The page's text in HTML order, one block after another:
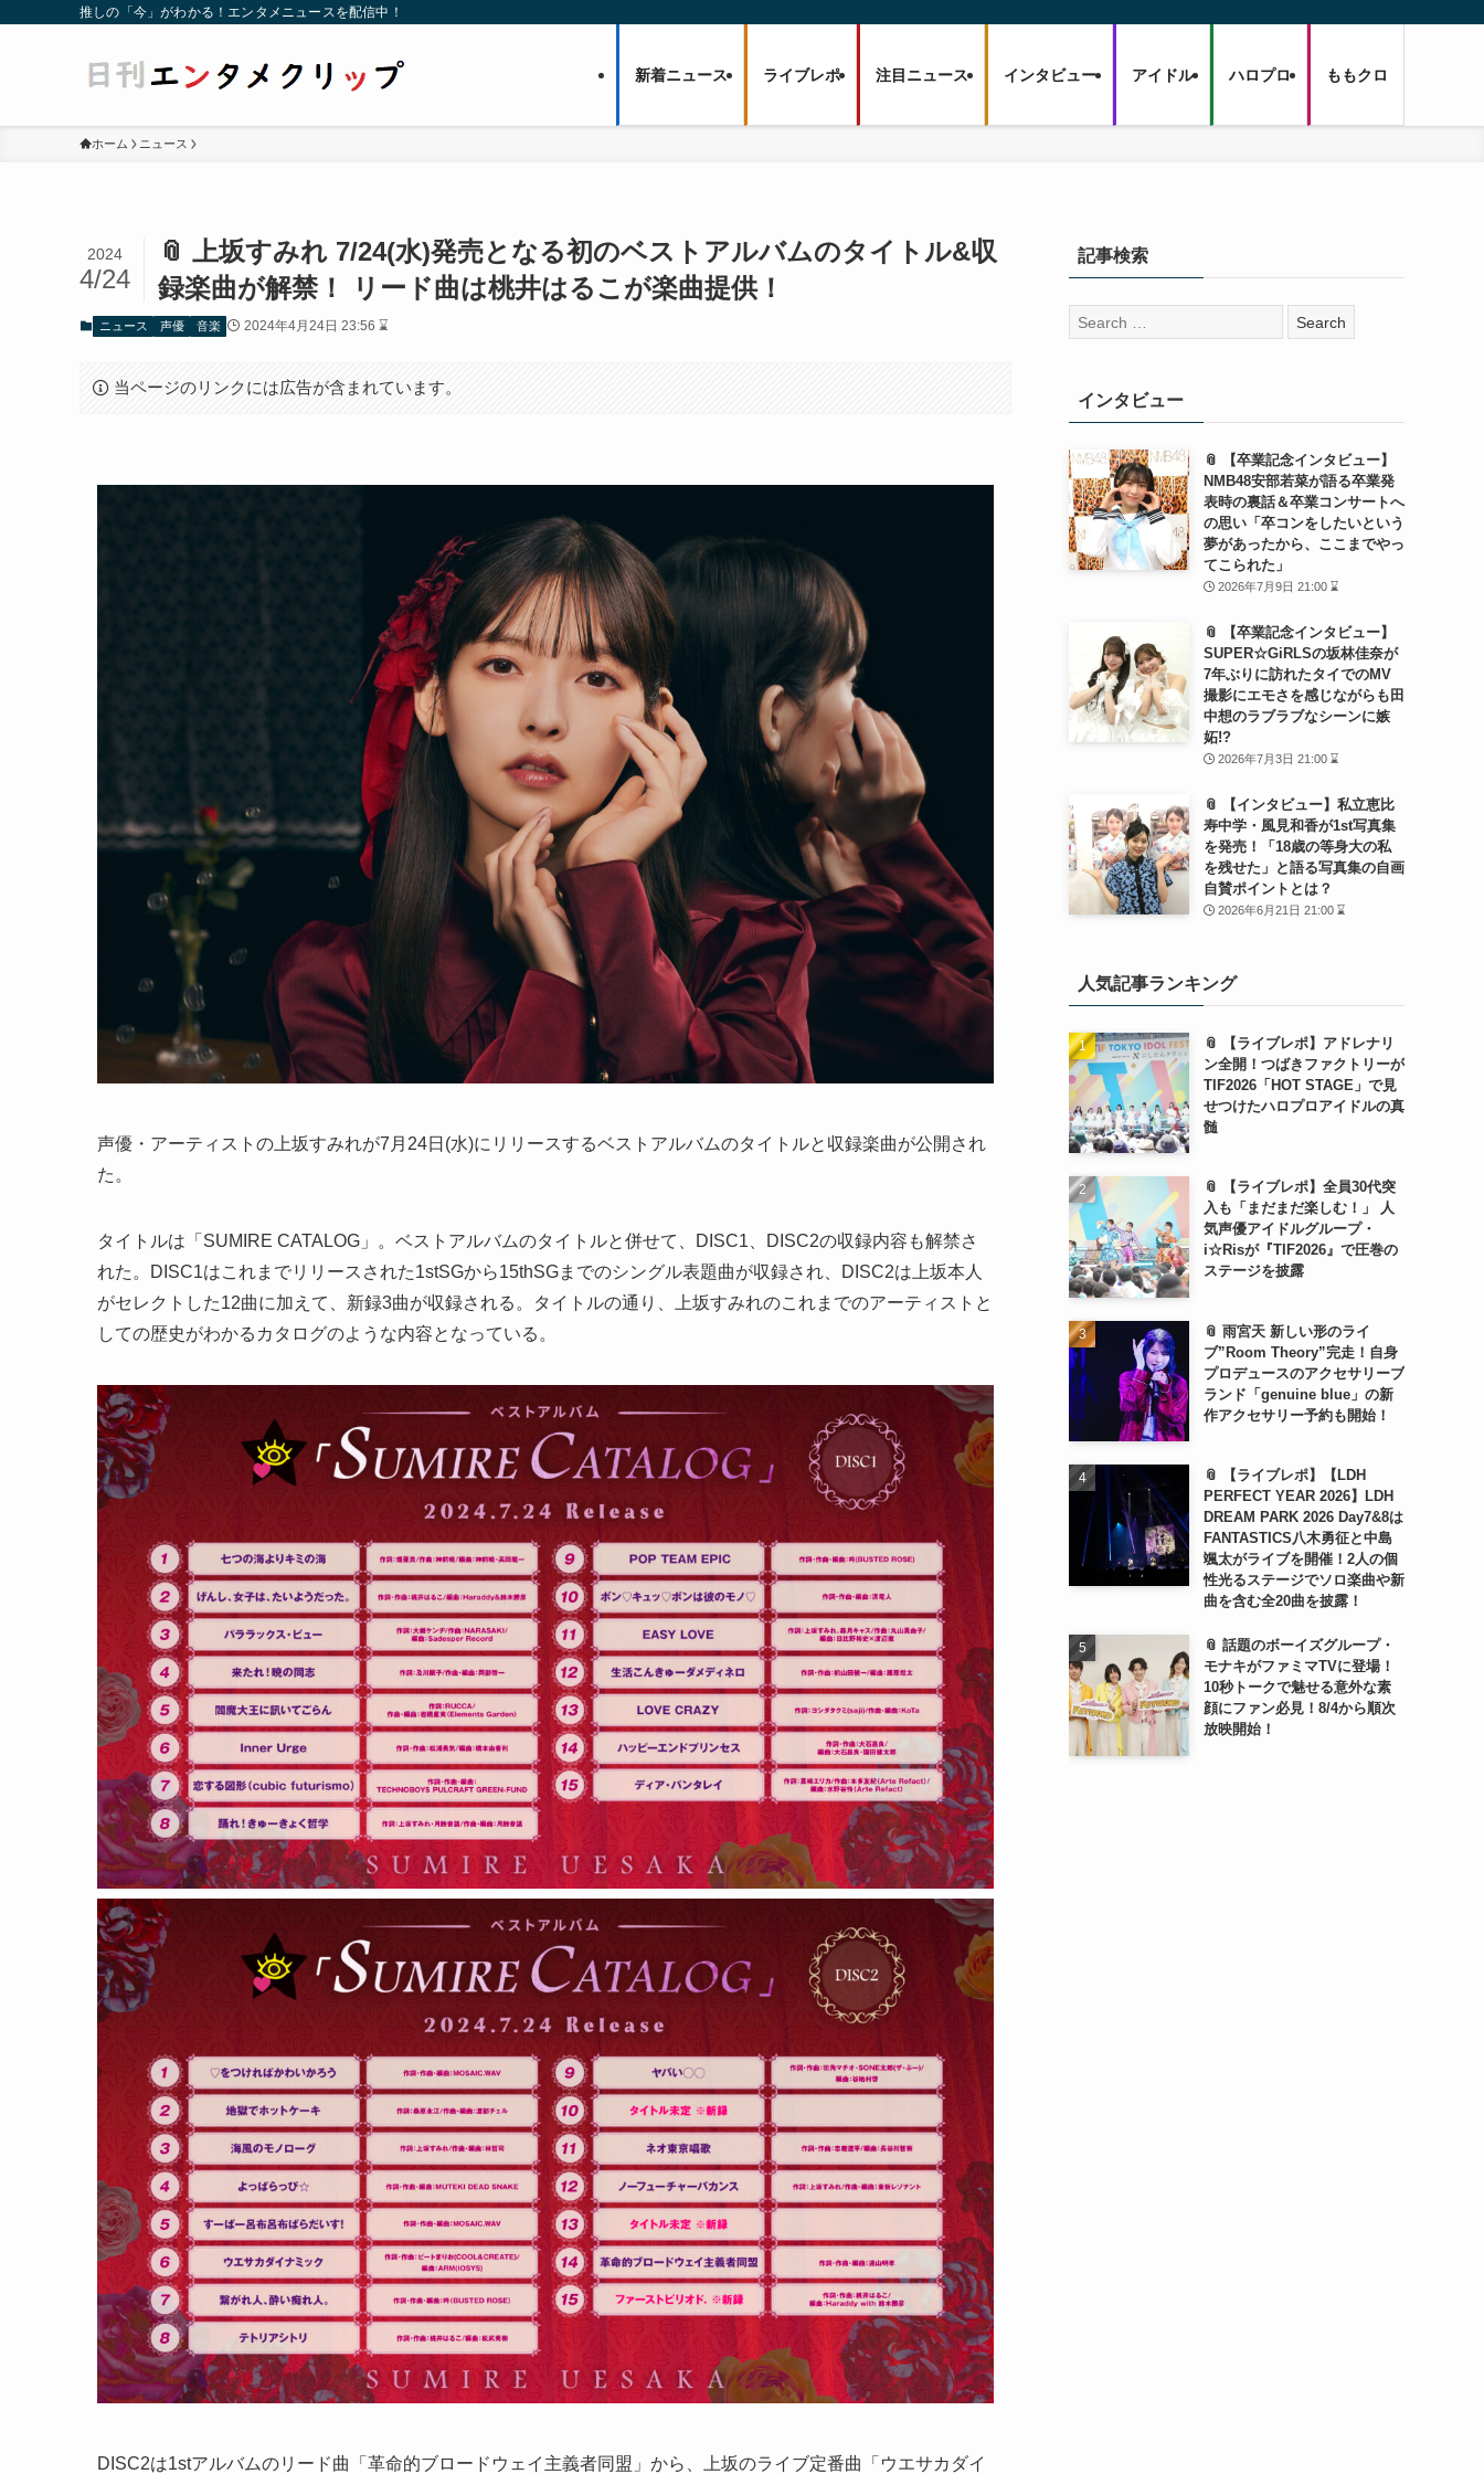
推しの「今」がわかる！エンタメニュースを配信中！
新着ニュース ライブレポ 注目ニュース インタビュー アイドル ハロプロ ももクロ
ホーム ニュース
📎 上坂すみれ 7/24(水)発売となる初のベストアルバムのタイトル&収
録楽曲が解禁！ リード曲は桃井はるこが楽曲提供！
2024
4/24
ニュース 声優 音楽 2024年4月24日 23:56 ⌛
当ページのリンクには広告が含まれています。
声優・アーティストの上坂すみれが7月24日(水)にリリースするベストアルバムのタイトルと収録楽曲が公開され
た。
タイトルは「SUMIRE CATALOG」。ベストアルバムのタイトルと併せて、DISC1、DISC2の収録内容も解禁さ
れた。DISC1はこれまでリリースされた1stSGから15thSGまでのシングル表題曲が収録され、DISC2は上坂本人
がセレクトした12曲に加えて、新録3曲が収録される。タイトルの通り、上坂すみれのこれまでのアーティストと
しての歴史がわかるカタログのような内容となっている。
DISC2は1stアルバムのリード曲「革命的ブロードウェイ主義者同盟」から、上坂のライブ定番曲「ウエサカダイ
記事検索
検
索:
インタビュー
📎 【卒業記念インタビュー】
NMB48安部若菜が語る卒業発
表時の裏話＆卒業コンサートへ
の思い「卒コンをしたいという
夢があったから、ここまでやっ
てこられた」
2026年7月9日 21:00 ⌛
📎 【卒業記念インタビュー】
SUPER☆GiRLSの坂林佳奈が
7年ぶりに訪れたタイでのMV
撮影にエモさを感じながらも田
中想のラブラブなシーンに嫉
妬!?
2026年7月3日 21:00 ⌛
📎 【インタビュー】私立恵比
寿中学・風見和香が1st写真集
を発売！「18歳の等身大の私
を残せた」と語る写真集の自画
自賛ポイントとは？
2026年6月21日 21:00 ⌛
人気記事ランキング
📎 【ライブレポ】アドレナリ
ン全開！つばきファクトリーが
TIF2026「HOT STAGE」で見
せつけたハロプロアイドルの真
髄
📎 【ライブレポ】全員30代突
入も「まだまだ楽しむ！」 人
気声優アイドルグループ・
i☆Risが『TIF2026』で圧巻の
ステージを披露
📎 雨宮天 新しい形のライ
ブ”Room Theory”完走！自身
プロデュースのアクセサリーブ
ランド「genuine blue」の新
作アクセサリー予約も開始！
📎 【ライブレポ】【LDH
PERFECT YEAR 2026】LDH
DREAM PARK 2026 Day7&8は
FANTASTICS八木勇征と中島
颯太がライブを開催！2人の個
性光るステージでソロ楽曲や新
曲を含む全20曲を披露！
📎 話題のボーイズグループ・
モナキがファミマTVに登場！
10秒トークで魅せる意外な素
顔にファン必見！8/4から順次
放映開始！